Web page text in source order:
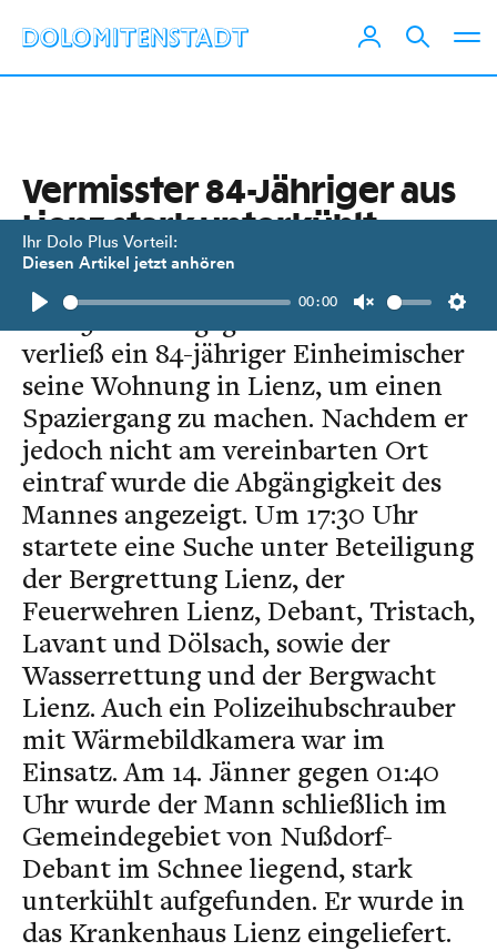
Ihr Dolo Plus Vorteil:
Diesen Artikel jetzt anhören
Play
00:00
Unmute
Vermisster 84-Jähriger aus
Lienz stark unterkühlt
gerettet
Am 13. Jänner gegen 08:00 Uhr
verließ ein 84-jähriger Einheimischer
seine Wohnung in Lienz, um einen
Spaziergang zu machen. Nachdem er
jedoch nicht am vereinbarten Ort
eintraf wurde die Abgängigkeit des
Mannes angezeigt. Um 17:30 Uhr
startete eine Suche unter Beteiligung
der Bergrettung Lienz, der
Feuerwehren Lienz, Debant, Tristach,
Lavant und Dölsach, sowie der
Wasserrettung und der Bergwacht
Lienz. Auch ein Polizeihubschrauber
mit Wärmebildkamera war im
Einsatz. Am 14. Jänner gegen 01:40
Uhr wurde der Mann schließlich im
Gemeindegebiet von Nußdorf-
Debant im Schnee liegend, stark
unterkühlt aufgefunden. Er wurde in
das Krankenhaus Lienz eingeliefert.